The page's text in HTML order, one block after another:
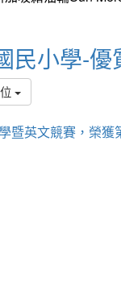
民小學-優
暨英文競賽，榮獲